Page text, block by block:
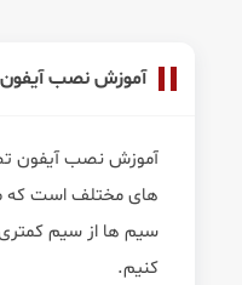
آموزش نصب آیفون
آموزش نصب آیفون
های مختلف است که
سیم ها از سیم
کنیم.